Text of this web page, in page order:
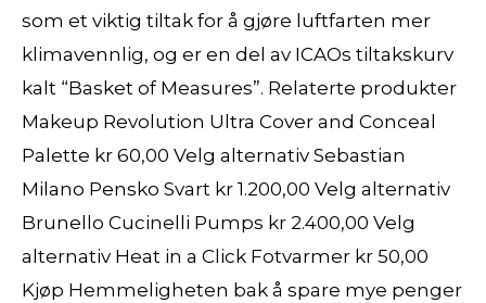
som et viktig tiltak for å gjøre luftfarten mer
klimavennlig, og er en del av ICAOs tiltakskurv
kalt “Basket of Measures”. Relaterte produkter
Makeup Revolution Ultra Cover and Conceal
Palette kr 60,00 Velg alternativ Sebastian
Milano Pensko Svart kr 1.200,00 Velg alternativ
Brunello Cucinelli Pumps kr 2.400,00 Velg
alternativ Heat in a Click Fotvarmer kr 50,00
Kjøp Hemmeligheten bak å spare mye penger